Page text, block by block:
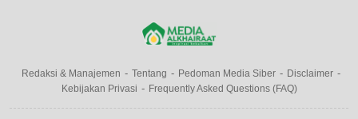
Redaksi & Manajemen Tentang Pedoman Media Siber
Disclaimer
Kebijakan Privasi
Frequently Asked Questions (FAQ)